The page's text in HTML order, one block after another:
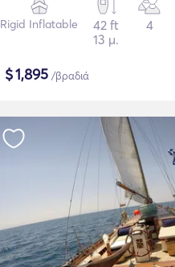
Rigid Inflatable
42 ft
13 μ.
4
$1,895 /βραδιά